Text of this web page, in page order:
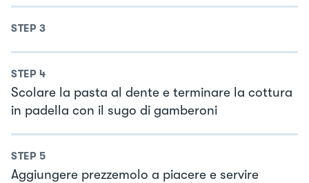
STEP 3
STEP 4
Scolare la pasta al dente e terminare la cottura
in padella con il sugo di gamberoni
STEP 5
Aggiungere prezzemolo a piacere e servire